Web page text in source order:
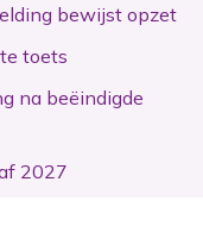
bewijst opzet
toets
na beëindigde
2027